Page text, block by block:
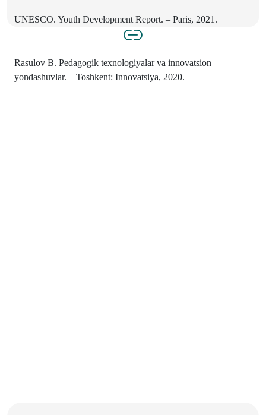
UNESCO. Youth Development Report. – Paris, 2021.
Rasulov B. Pedagogik texnologiyalar va innovatsion
yondashuvlar. – Toshkent: Innovatsiya, 2020.